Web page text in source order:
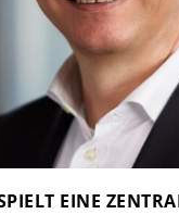
EINE